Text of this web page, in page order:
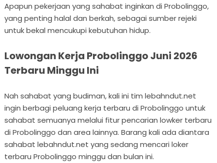
Apapun pekerjaan yang sahabat inginkan di Probolinggo,
yang penting halal dan berkah, sebagai sumber rejeki
untuk bekal mencukupi kebutuhan hidup.
Lowongan Kerja Probolinggo Juni 2026
Terbaru Minggu Ini
Nah sahabat yang budiman, kali ini tim lebahndut.net
ingin berbagi peluang kerja terbaru di Probolinggo untuk
sahabat semuanya melalui fitur pencarian lowker terbaru
di Probolinggo dan area lainnya. Barang kali ada diantara
sahabat lebahndut.net yang sedang mencari loker
terbaru Probolinggo minggu dan bulan ini.